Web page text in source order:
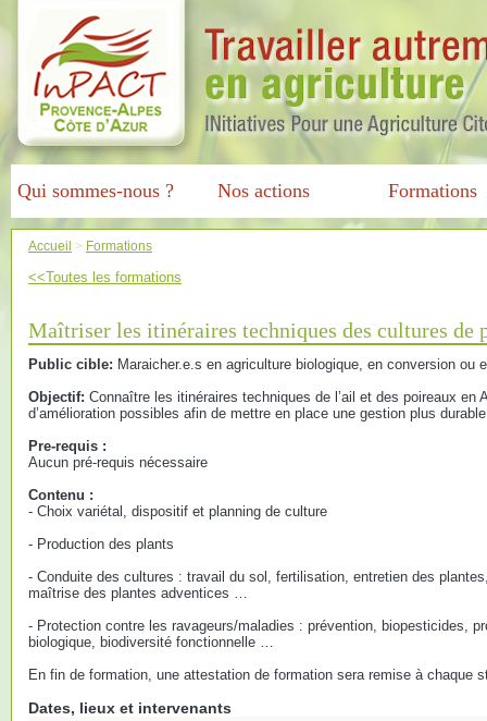
Qui sommes-nous ? Nos actions Formations
Accueil > Formations
<<Toutes les formations
Maîtriser les itinéraires techniques des cultures de
Public cible: Maraicher.e.s en agriculture biologique, en conversion ou
Objectif: Connaître les itinéraires techniques de l’ail et des poireaux en
d’amélioration possibles afin de mettre en place une gestion plus
Pre-requis :
Aucun pré-requis nécessaire
Contenu :
- Choix variétal, dispositif et planning de culture
- Production des plants
- Conduite des cultures : travail du sol, fertilisation, entretien des
maîtrise des plantes adventices …
- Protection contre les ravageurs/maladies : prévention, biopesticides,
biologique, biodiversité fonctionnelle …
En fin de formation, une attestation de formation sera remise à chaque
Dates, lieux et intervenants